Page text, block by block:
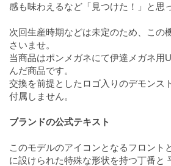
感も味わえるなど「見つけた！」と思
次回生産時期などは未定のため、この
さいませ。
当商品はポンメガネにて伊達メガネ用
んだ商品です。
交換を前提としたロゴ入りのデモンス
付属しません。
ブランドの公式テキスト
このモデルのアイコンとなるフロント
に設けられた特殊な形状を持つ丁番と